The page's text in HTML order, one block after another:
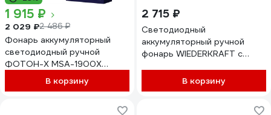
1 915 ₽
2 029 ₽2 486 ₽
Фонарь аккумуляторный
светодиодный ручной
ФОТОН-Х MSA-1900X
В корзину
2 715 ₽
Светодиодный
аккумуляторный ручной
фонарь WIEDERKRAFT с
фокуса, 1200 лм, 2000 мач
WDK-LL1200
В корзину